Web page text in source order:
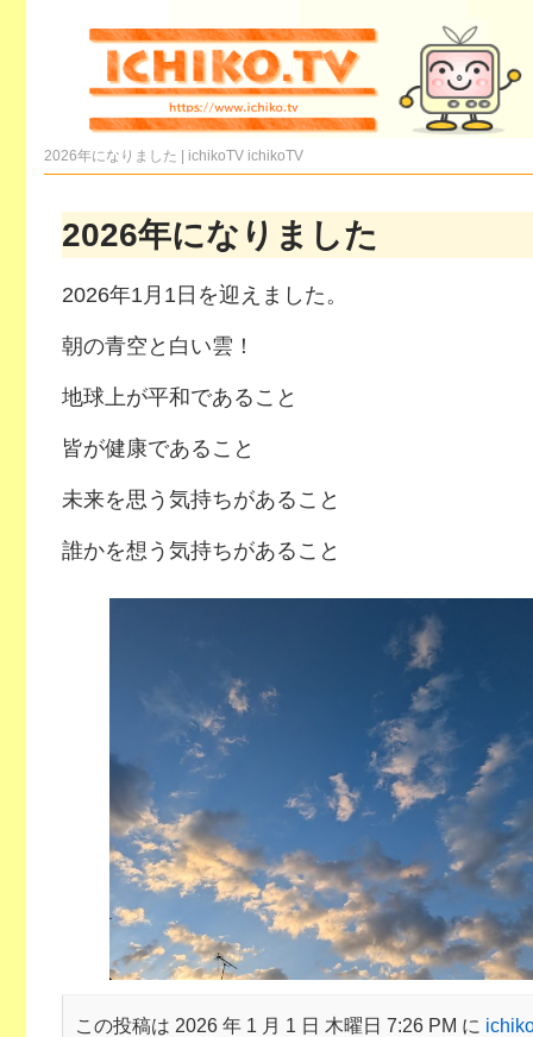
2026年になりました | ichikoTV ichikoTV
2026年になりました
2026年1月1日を迎えました。
朝の青空と白い雲！
地球上が平和であること
皆が健康であること
未来を思う気持ちがあること
誰かを想う気持ちがあること
この投稿は 2026 年 1 月 1 日 木曜日 7:26 PM に